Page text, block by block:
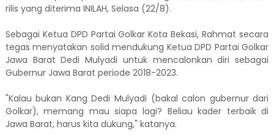
rilis yang diterima INILAH, Selasa (22/8).
Sebagai Ketua DPD Partai Golkar Kota Bekasi, Rahmat secara
tegas menyatakan solid mendukung Ketua DPD Partai Golkar
Jawa Barat Dedi Mulyadi untuk mencalonkan diri sebagai
Gubernur Jawa Barat periode 2018-2023.
"Kalau bukan Kang Dedi Mulyadi (bakal calon gubernur dari
Golkar), memang mau siapa lagi? Beliau kader terbaik di
Jawa Barat, harus kita dukung," katanya.